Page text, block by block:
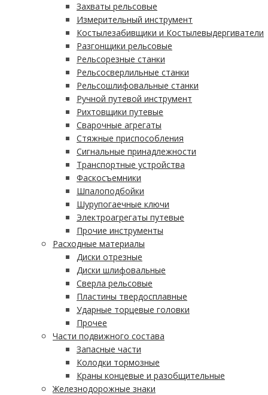
Захваты рельсовые
Измерительный инструмент
Костылезабивщики и Костылевыдергиватели
Разгонщики рельсовые
Рельсорезные станки
Рельсосверлильные станки
Рельсошлифовальные станки
Ручной путевой инструмент
Рихтовщики путевые
Сварочные агрегаты
Стяжные приспособления
Сигнальные принадлежности
Транспортные устройства
Фаскосъемники
Шпалоподбойки
Шурупогаечные ключи
Электроагрегаты путевые
Прочие инструменты
Расходные материалы
Диски отрезные
Диски шлифовальные
Сверла рельсовые
Пластины твердосплавные
Ударные торцевые головки
Прочее
Части подвижного состава
Запасные части
Колодки тормозные
Краны концевые и разобщительные
Железнодорожные знаки